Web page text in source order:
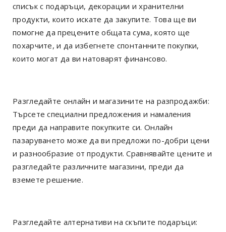
списък с подаръци, декорации и хранителни
продукти, които искате да закупите. Това ще ви
помогне да прецените общата сума, която ще
похарчите, и да избегнете спонтанните покупки,
които могат да ви натоварят финансово.
Разгледайте онлайн и магазините на разпродажби:
Търсете специални предложения и намаления
преди да направите покупките си. Онлайн
пазаруването може да ви предложи по-добри цени
и разнообразие от продукти. Сравнявайте цените и
разгледайте различните магазини, преди да
вземете решение.
Разгледайте алтернативи на скъпите подаръци: